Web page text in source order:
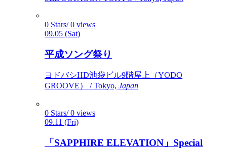
0 Stars/ 0 views
09.05 (Sat)
平成ソング祭り
ヨドバシHD池袋ビル9階屋上（YODO
GROOVE） / Tokyo, Japan
0 Stars/ 0 views
09.11 (Fri)
「SAPPHIRE ELEVATION」Special